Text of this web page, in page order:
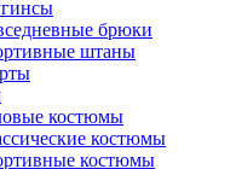
брюки
штаны
костюмы
костюмы
костюмы